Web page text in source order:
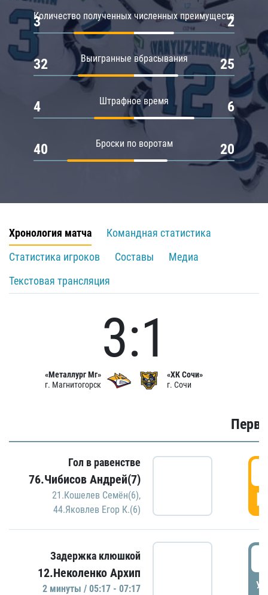
Количество полученных численных преимуществ
3 2
Выигранные вбрасывания
32 25
Штрафное время
4 6
Броски по воротам
40 20
Хронология матча
Командная статистика
Статистика игроков
Составы
Медиа
Текстовая трансляция
«Металлург Мг»
г. Магнитогорск
3:1
«ХК Сочи»
г. Сочи
Гол в равенстве
76.Чибисов Андрей(7)
21.Кошелев Семён(6),
44.Яковлев Егор К.(6)
Задержка клюшкой
12.Неколенко Архип
2 минуты / 05:17 - 07:17